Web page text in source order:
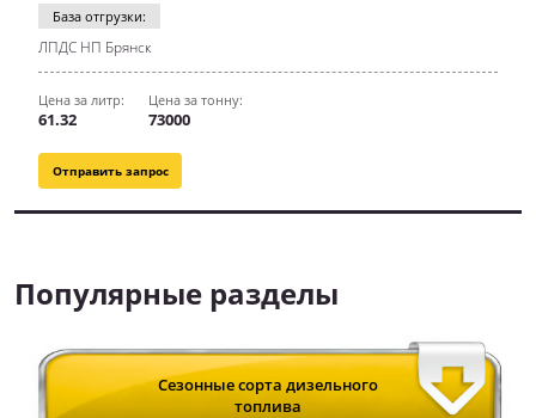
Отправить запрос
База отгрузки:
ЛПДС НП Брянск
Цена за литр:
61.32
Цена за тонну:
73000
Популярные разделы
Сезонные сорта дизельного
топлива